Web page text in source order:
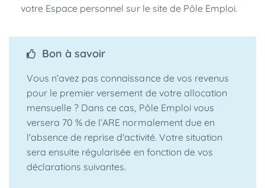
votre Espace personnel sur le site de Pôle Emploi.
Bon à savoir
Vous n’avez pas connaissance de vos revenus
pour le premier versement de votre allocation
mensuelle ? Dans ce cas, Pôle Emploi vous
versera 70 % de l’ARE normalement due en
l'absence de reprise d'activité. Votre situation
sera ensuite régularisée en fonction de vos
déclarations suivantes.